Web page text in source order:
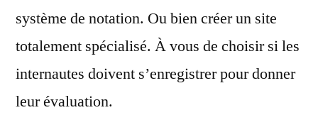
système de notation. Ou bien créer un site
totalement spécialisé. À vous de choisir si les
internautes doivent s’enregistrer pour donner
leur évaluation.